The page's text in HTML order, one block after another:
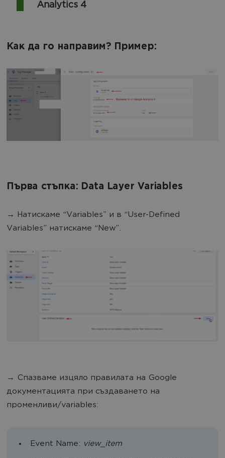
Analytics 4
Как да го направим? Пример:
Първа стъпка: Data Layer Variables
→ Натискаме “Variables” и в “User-Defined
Variables” натискаме “New”.
→ Спазваме изцяло правилата на Google
документацията при създаването на
променливи/variables:
Event Name: view_item